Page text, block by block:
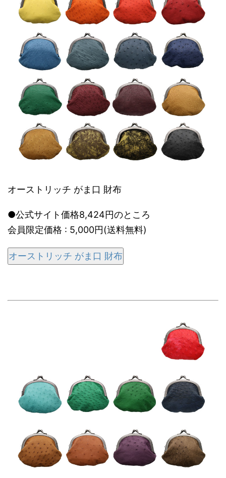
オーストリッチ がま口 財布
●公式サイト価格8,424円のところ
会員限定価格 : 5,000円(送料無料)
オーストリッチ がま口 財布